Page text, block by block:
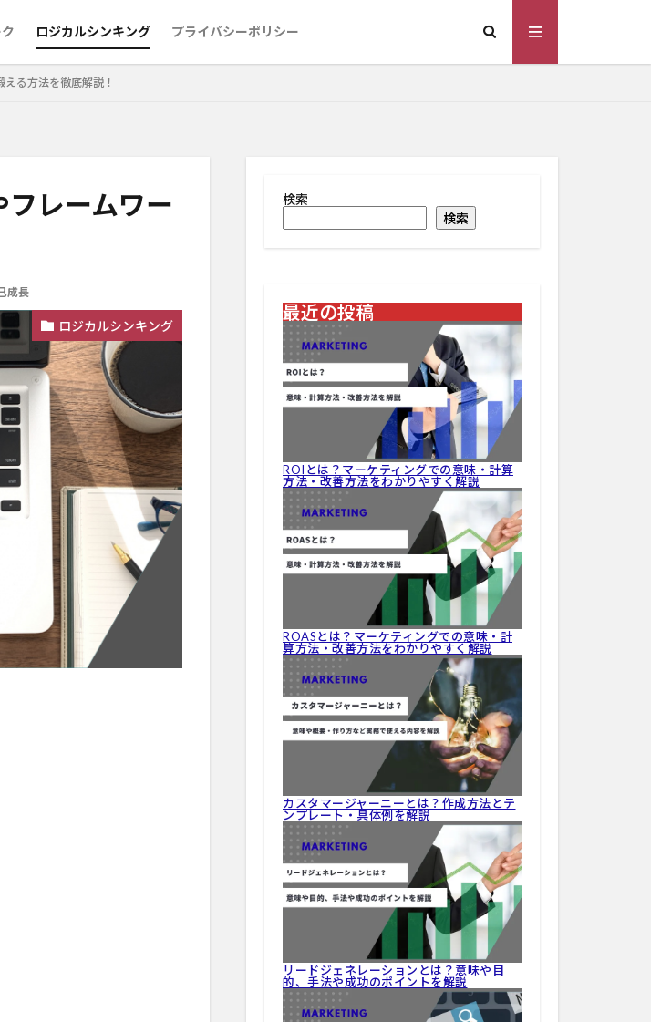
ロジカルシンキング プライバシーポリシー
る方法を徹底解説！
レームワー
成長
ロジカルシンキング
検索
検索
最近の投稿
ROIとは？マーケティングでの意味・計算
方法・改善方法をわかりやすく解説
ROASとは？マーケティングでの意味・計
算方法・改善方法をわかりやすく解説
カスタマージャーニーとは？作成方法とテ
ンプレート・具体例を解説
リードジェネレーションとは？意味や目
的、手法や成功のポイントを解説